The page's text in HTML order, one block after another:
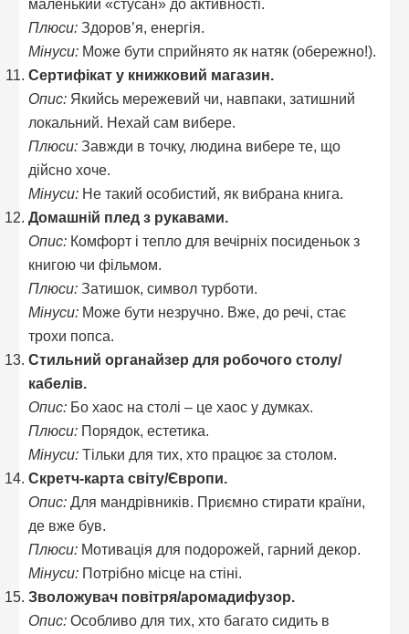
Плюси: Здоров’я, енергія.
Мінуси: Може бути сприйнято як натяк (обережно!).
Сертифікат у книжковий магазин.
Опис: Якийсь мережевий чи, навпаки, затишний
локальний. Нехай сам вибере.
Плюси: Завжди в точку, людина вибере те, що
дійсно хоче.
Мінуси: Не такий особистий, як вибрана книга.
Домашній плед з рукавами.
Опис: Комфорт і тепло для вечірніх посиденьок з
книгою чи фільмом.
Плюси: Затишок, символ турботи.
Мінуси: Може бути незручно. Вже, до речі, стає
трохи попса.
Стильний органайзер для робочого столу/
кабелів.
Опис: Бо хаос на столі – це хаос у думках.
Плюси: Порядок, естетика.
Мінуси: Тільки для тих, хто працює за столом.
Скретч-карта світу/Європи.
Опис: Для мандрівників. Приємно стирати країни,
де вже був.
Плюси: Мотивація для подорожей, гарний декор.
Мінуси: Потрібно місце на стіні.
Зволожувач повітря/аромадифузор.
Опис: Особливо для тих, хто багато сидить в